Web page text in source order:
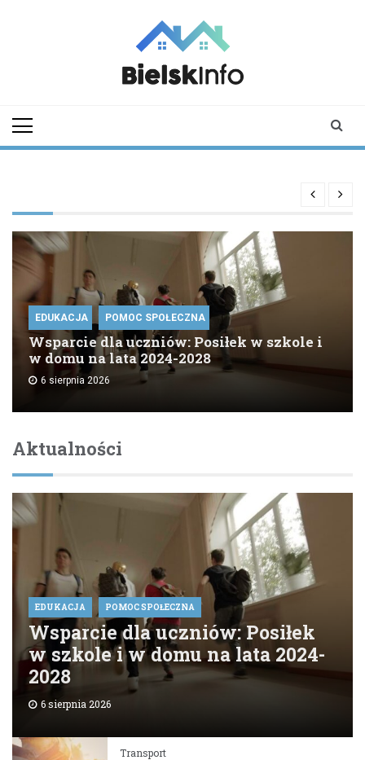
Podlaskiego i
EDUKACJA POMOC SPOŁECZNA
Wsparcie dla uczniów: Posiłek w szkole i
w domu na lata 2024-2028
6 sierpnia 2026
Aktualności
EDUKACJA POMOC SPOŁECZNA
Wsparcie dla uczniów: Posiłek
w szkole i w domu na lata 2024-
2028
6 sierpnia 2026
Transport